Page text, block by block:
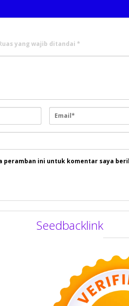
yang wajib ditandai *
peramban ini untuk komentar saya
Seedbacklink